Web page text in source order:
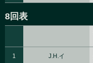
8回表
1 J.H.イ